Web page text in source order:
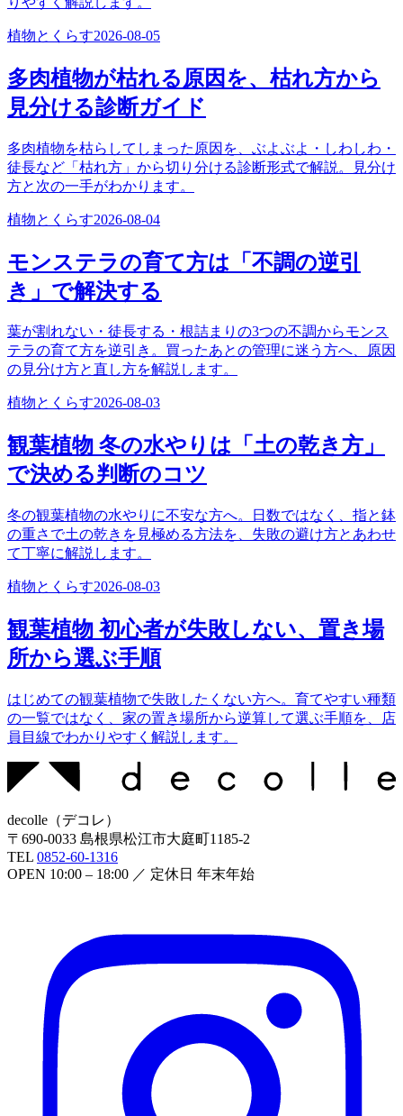
植物とくらす2026-08-05
多肉植物が枯れる原因を、枯れ方から
見分ける診断ガイド
多肉植物を枯らしてしまった原因を、ぶよぶよ・しわしわ・
徒長など「枯れ方」から切り分ける診断形式で解説。見分け
方と次の一手がわかります。
植物とくらす2026-08-04
モンステラの育て方は「不調の逆引
き」で解決する
葉が割れない・徒長する・根詰まりの3つの不調からモンス
テラの育て方を逆引き。買ったあとの管理に迷う方へ、原因
の見分け方と直し方を解説します。
植物とくらす2026-08-03
観葉植物 冬の水やりは「土の乾き方」
で決める判断のコツ
冬の観葉植物の水やりに不安な方へ。日数ではなく、指と鉢
の重さで土の乾きを見極める方法を、失敗の避け方とあわせ
て丁寧に解説します。
植物とくらす2026-08-03
観葉植物 初心者が失敗しない、置き場
所から選ぶ手順
はじめての観葉植物で失敗したくない方へ。育てやすい種類
の一覧ではなく、家の置き場所から逆算して選ぶ手順を、店
員目線でわかりやすく解説します。
decolle （デコレ ）
〒 690-0033 島根県松江市大庭町1185-2
TEL 0852-60-1316
OPEN 10:00 – 18:00 ／ 定休日 年末年始